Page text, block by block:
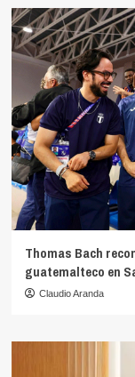
Thomas Bach
guatemalteco en
Claudio Aranda